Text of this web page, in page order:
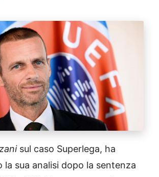
sul caso Superlega, ha
sua analisi dopo la sentenza